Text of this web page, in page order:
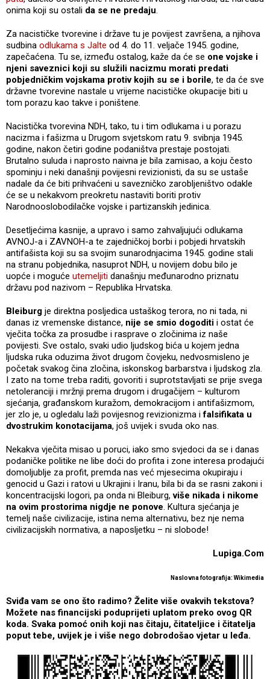
onima koji su ostali da se ne predaju.
Za nacističke tvorevine i države tu je povijest završena, a njihova
sudbina odlukama s Jalte od 4. do 11. veljače 1945. godine,
zapečaćena. Tu se, između ostalog, kaže da će se one vojske i
njeni saveznici koji su služili nacizmu morati predati
pobjedničkim vojskama protiv kojih su se i borile, te da će sve
državne tvorevine nastale u vrijeme nacističke okupacije biti u
tom porazu kao takve i poništene.
Nacistička tvorevina NDH, tako, tu i tim odlukama i u porazu
nacizma i fašizma u Drugom svjetskom ratu 9. svibnja 1945.
godine, nakon četiri godine podaništva prestaje postojati.
Brutalno suluda i naprosto naivna je bila zamisao, a koju često
spominju i neki današnji povijesni revizionisti, da su se ustaše
nadale da će biti prihvaćeni u savezničko zarobljeništvo odakle
će se u nekakvom preokretu nastaviti boriti protiv
Narodnooslobodilačke vojske i partizanskih jedinica.
Desetljećima kasnije, a upravo i samo zahvaljujući odlukama
AVNOJ-a i ZAVNOH-a te zajedničkoj borbi i pobjedi hrvatskih
antifašista koji su sa svojim sunarodnjacima 1945. godine stali
na stranu pobjednika, nasuprot NDH, u novijem dobu bilo je
uopće i moguće utemeljiti današnju međunarodno priznatu
državu pod nazivom – Republika Hrvatska.
Bleiburg je direktna posljedica ustaškog terora, no ni tada, ni
danas iz vremenske distance, nije se smio dogoditi i ostat će
vječita točka za prosudbe i rasprave o zločinima iz naše
povijesti. Sve ostalo, svaki udio ljudskog bića u kojem jedna
ljudska ruka oduzima život drugom čovjeku, nedvosmisleno je
početak svakog čina zločina, iskonskog barbarstva i ljudskog zla.
I zato na tome treba raditi, govoriti i suprotstavljati se prije svega
netoleranciji i mržnji prema drugom i drugačijem – kulturom
sjećanja, građanskom kuražom, demokracijom i antifašizmom,
jer zlo je, u ogledalu laži povijesnog revizionizma ifalsifikata u
dvostrukim konotacijama, još uvijek i svuda oko nas.
Nekakva vječita misao u poruci, iako smo svjedoci da se i danas
podaničke politike ne libe doći do profita i zone interesa prodajući
domoljublje za profit, premda nas već mjesecima okupiraju i
genocid u Gazi i ratovi u Ukrajini i Iranu, bila bi da se rasni zakoni i
koncentracijski logori, pa onda ni Bleiburg,više nikada i nikome
na ovim prostorima nigdje ne ponove. Kultura sjećanja je
temelj naše civilizacije, istina nema alternativu, bez nje nema
civilizacijskih normativa, a naposljetku – ni slobode!
Lupiga.Com
Naslovna fotografija: Wikimedia
Sviđa vam se ono što radimo? Želite više ovakvih tekstova?
Možete nas financijski poduprijeti uplatom preko ovog QR
koda. Svaka pomoć onih koji nas čitaju, čitateljice i čitatelja
poput tebe, uvijek je i više nego dobrodošao vjetar u leđa.